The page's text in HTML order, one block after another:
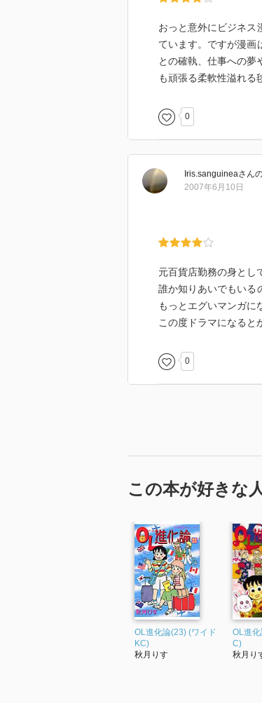
おっと意外にビジネス
ています。ですが漫画
との確執、仕事への夢
も頑張る柔軟性溢れる
0
Iris.sanguineaさん
2007年6月10日
元百貨店勤務の身とし
誰か知りあいでもいる
もっとエグいマンガに
この度ドラマになる
0
この本が好きな
OL進化論(23) (ワイド
KC)
秋月りす
OL進
C)
秋月り